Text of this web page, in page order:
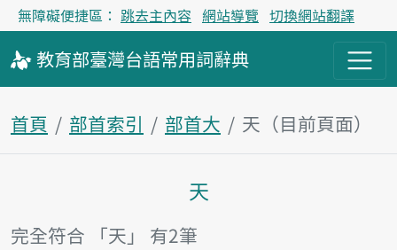
無障礙便捷區： 跳去主內容 網站導覽 切換網站翻譯
教育部臺灣台語常用詞辭典
首頁 部首索引 部首大 天（目前頁面）
主內容區塊
天
完全符合 「天」 有2筆